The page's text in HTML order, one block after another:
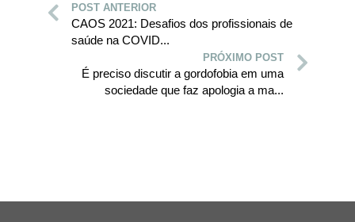
POST ANTERIOR
CAOS 2021: Desafios dos profissionais de
saúde na COVID...
PRÓXIMO POST
É preciso discutir a gordofobia em uma
sociedade que faz apologia a ma...